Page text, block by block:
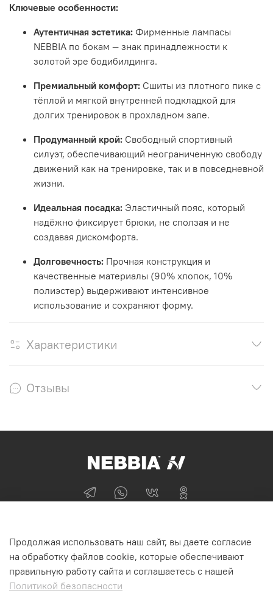
Ключевые особенности:
Аутентичная эстетика: Фирменные лампасы
NEBBIA по бокам — знак принадлежности к
золотой эре бодибилдинга.
Премиальный комфорт: Сшиты из плотного пике с
тёплой и мягкой внутренней подкладкой для
долгих тренировок в прохладном зале.
Продуманный крой: Свободный спортивный
силуэт, обеспечивающий неограниченную свободу
движений как на тренировке, так и в повседневной
жизни.
Идеальная посадка: Эластичный пояс, который
надёжно фиксирует брюки, не сползая и не
создавая дискомфорта.
Долговечность: Прочная конструкция и
качественные материалы (90% хлопок, 10%
полиэстер) выдерживают интенсивное
использование и сохраняют форму.
Характеристики
Отзывы
+74955870705
г Москва
Продолжая использовать наш сайт, вы даете согласие
на обработку файлов cookie, которые обеспечивают
правильную работу сайта и соглашаетесь с нашей
Политикой безопасности